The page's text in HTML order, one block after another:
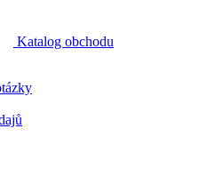
Katalog obchodu